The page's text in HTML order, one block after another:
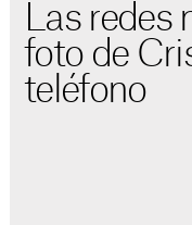
Las
foto de
teléfono